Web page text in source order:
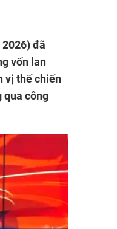
đã
vốn lan
vị thế chiến
qua công